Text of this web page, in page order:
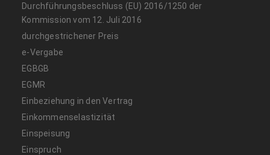
Durchführungsbeschluss (EU) 2016/1250 der
Kommission vom 12. Juli 2016
durchgestrichener Preis
e-Vergabe
EGBGB
EGMR
Einbeziehung in den Vertrag
Einkommenselastizität
Einspeisung
Einspruch